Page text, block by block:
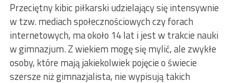
Przeciętny kibic piłkarski udzielający się intensywnie
w tzw. mediach społecznościowych czy forach
internetowych, ma około 14 lat i jest w trakcie nauki
w gimnazjum. Z wiekiem mogę się mylić, ale zwykłe
osoby, które mają jakiekolwiek pojęcie o świecie
szersze niż gimnazjalista, nie wypisują takich